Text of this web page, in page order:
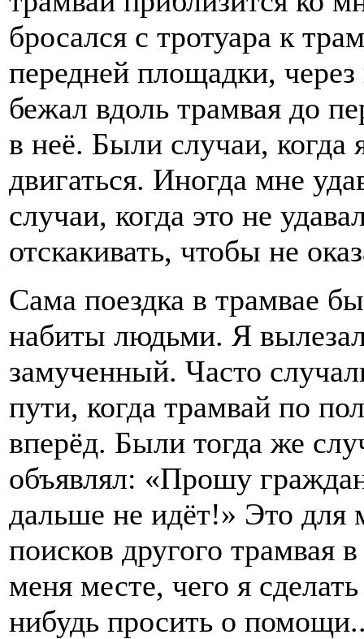
бросался с тротуара к
передней площадки,
бежал вдоль трамвая до
в неё. Были случаи, когда
двигаться. Иногда мне
случаи, когда это не
отскакивать, чтобы не
Сама поездка в трамвае
набиты людьми. Я
замученный. Часто
пути, когда трамвай по
вперёд. Были тогда же
объявлял: «Прошу
дальше не идёт!» Это для
поисков другого трамвая
меня месте, чего я
нибудь просить о